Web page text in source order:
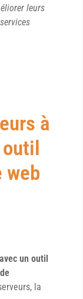
leurs
à
web
un outil
la